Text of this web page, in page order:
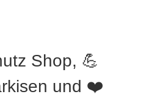
Shop, 💪
und ❤️